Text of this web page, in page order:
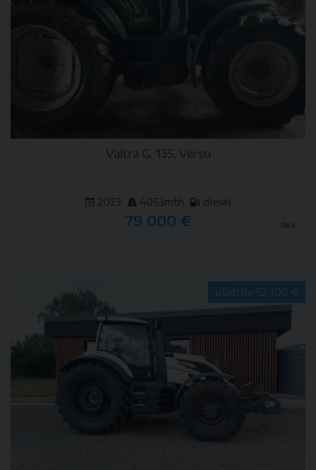
Valtra G, 135, Versu
2023 4053mth diesel
79 000 € RK4
ušetríte 52 100 €